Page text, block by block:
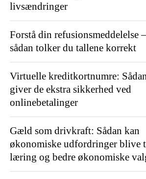
livsændringer
Forstå din refusionsmeddelelse –
sådan tolker du tallene korrekt
Virtuelle kreditkortnumre:
giver de ekstra sikkerhed ved
onlinebetalinger
Gæld som drivkraft: Sådan kan
økonomiske udfordringer blive
læring og bedre økonomiske